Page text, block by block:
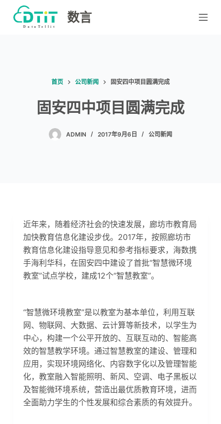
跳
过
数言
首页 公司新闻 固安四中项目圆满完成
固安四中项目圆满完成
ADMIN 2017年9月6日 公司新闻
近年来，随着经济社会的快速发展，廊坊市教育局
加快教育信息化建设步伐。2017年，按照廊坊市
教育信息化建设指导意见和参考指标要求，海数携
手海利华科，在固安四中建设了首批“智慧微环境
教室”试点学校，建成12个“智慧教室”。
“智慧微环境教室”是以教室为基本单位，利用互联
网、物联网、大数据、云计算等新技术，以学生为
中心，构建一个公平开放的、互联互动的、智能高
效的智慧教学环境。通过智慧教室的建设、管理和
应用，实现环境网络化、内容数字化以及管理智能
化，教室融入智能照明、新风、空调、电子黑板以
及智能微环境系统，营造出最优质教育环境，进而
全面助力学生的个性发展和综合素质的有效提升。